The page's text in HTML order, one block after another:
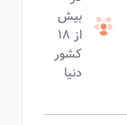
بیش
از ۱۸
کشور
دنیا